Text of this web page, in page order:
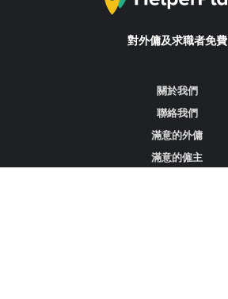
對外傭及求職者免費
關於我們
聯絡我們
滿意的外傭
滿意的僱主